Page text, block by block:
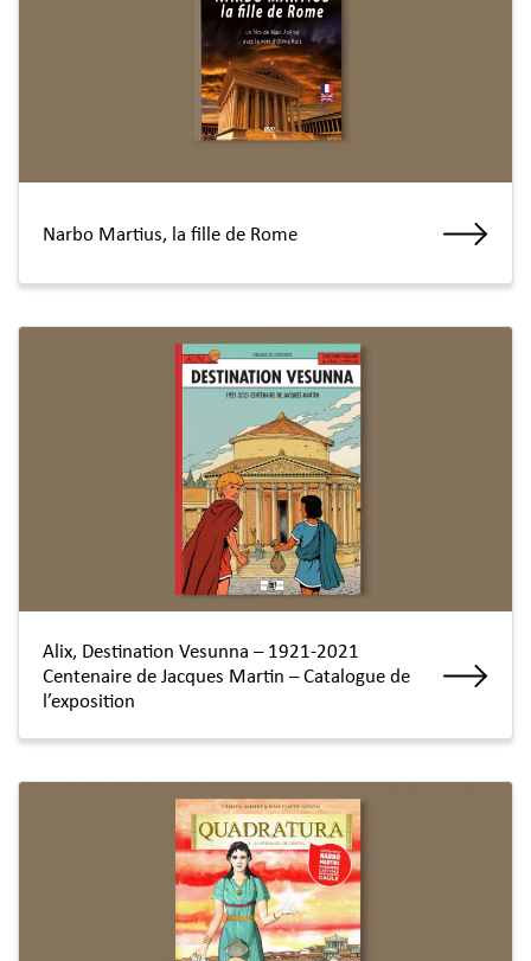
Narbo Martius, la fille de Rome
Alix, Destination Vesunna – 1921-2021
Centenaire de Jacques Martin – Catalogue de
l’exposition